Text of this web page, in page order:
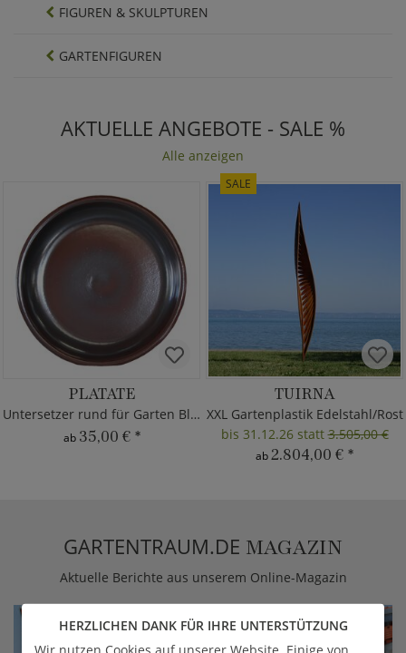
FIGUREN & SKULPTUREN
GARTENFIGUREN
AKTUELLE ANGEBOTE - SALE %
Alle anzeigen
PLATATE
Untersetzer rund für Garten Blumentöpfe
ab 35,00 € *
SALE
TUIRNA
XXL Gartenplastik Edelstahl/Rost
bis 31.12.26 statt3.505,00 €
ab2.804,00 € *
GARTENTRAUM.DE MAGAZIN
Aktuelle Berichte aus unserem Online-Magazin
HERZLICHEN DANK FÜR IHRE UNTERSTÜTZUNG